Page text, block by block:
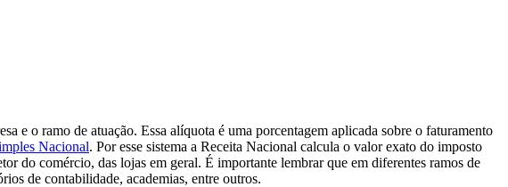
e o ramo de atuação. Essa alíquota é uma porcentagem aplicada sobre o faturamento
Nacional. Por esse sistema a Receita Nacional calcula o valor exato do imposto
do comércio, das lojas em geral. É importante lembrar que em diferentes ramos de
de contabilidade, academias, entre outros.